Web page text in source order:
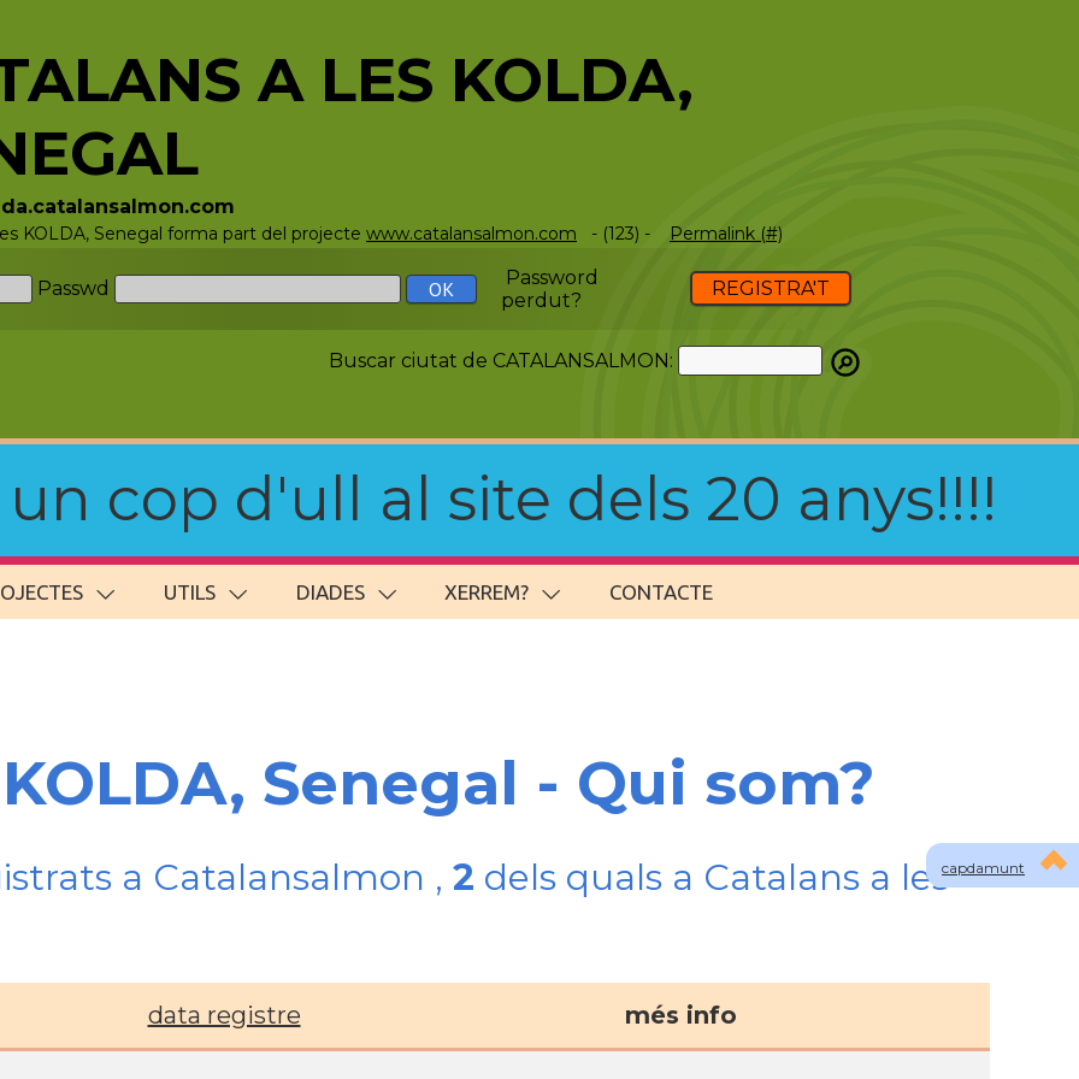
A LES KOLDA,
KOLDA, Senegal forma part del projecte www.catalansalmon.com - (123) - Permalink (#)
Passwd
Password
perdut?
REGISTRA'T
Buscar ciutat de CATALANSALMON:
cop d'ull al site dels 20 anys!!!!
UTILS DIADES XERREM? CONTACTE
capdamunt
Senegal - Qui som?
a Catalansalmon , 2 dels quals a Catalans a les
data registre més info